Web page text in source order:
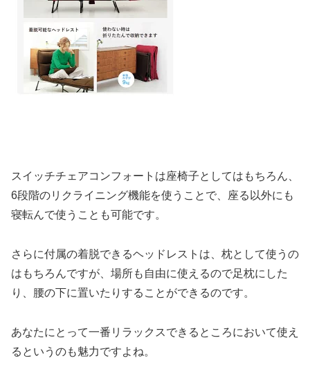
スイッチチェアコンフォートは座椅子としてはもちろん、
6段階のリクライニング機能を使うことで、座る以外にも
寝転んで使うことも可能です。
さらに付属の着脱できるヘッドレストは、枕として使うの
はもちろんですが、場所も自由に使えるので足枕にした
り、腰の下に置いたりすることができるのです。
あなたにとって一番リラックスできるところにおいて使え
るというのも魅力ですよね。